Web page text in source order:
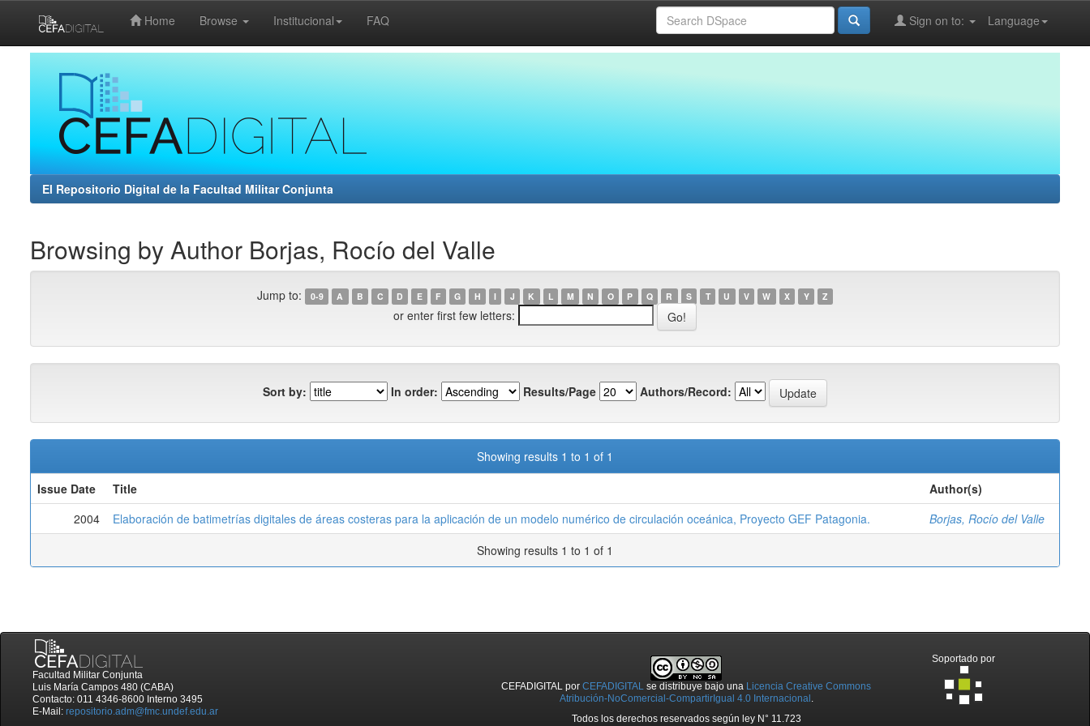
Home Browse Institucional FAQ Language
Sign on to:
El Repositorio Digital de la Facultad Militar Conjunta
Browsing by Author Borjas, Rocío del Valle
Jump to: 0-9 A B C D E F G H I J K L M N O P Q R S T U V W X Y Z
or enter first few letters:
Sort by: In order: Results/Page Authors/Record:
Showing results 1 to 1 of 1
Issue Date
Title
Author(s)
2004
Elaboración de batimetrías digitales de áreas costeras para la aplicación de un modelo numérico de circulación oceánica, Proyecto GEF Patagonia.
Borjas, Rocío del Valle
Showing results 1 to 1 of 1
Facultad Militar Conjunta
Luis María Campos 480 (CABA)
Contacto: 011 4346-8600 Interno 3495
E-Mail: repositorio.adm@fmc.undef.edu.ar
CEFADIGITAL porCEFADIGITAL se distribuye bajo una Licencia Creative Commons
Atribución-NoComercial-CompartirIgual 4.0 Internacional .
Todos los derechos reservados según ley N° 11.723
Soportado por